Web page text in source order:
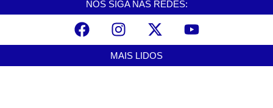
NOS SIGA NAS REDES:
MAIS LIDOS